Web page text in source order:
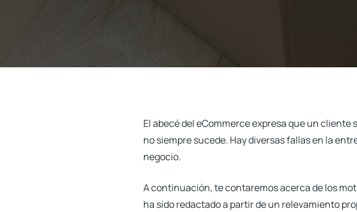
El abecé del eCommerce expresa que un
no siempre sucede. Hay diversas fallas en la
negocio.
A continuación, te contaremos acerca de los
ha sido redactado a partir de un relevamiento